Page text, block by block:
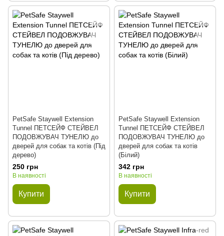
PetSafe Staywell Extension
Tunnel ПЕТСЕЙФ СТЕЙВЕЛ
ПОДОВЖУВАЧ ТУНЕЛЮ до
дверей для собак та котів (Під
дерево)
250 грн
В наявності
Купити
PetSafe Staywell Extension
Tunnel ПЕТСЕЙФ СТЕЙВЕЛ
ПОДОВЖУВАЧ ТУНЕЛЮ до
дверей для собак та котів
(Білий)
342 грн
В наявності
Купити